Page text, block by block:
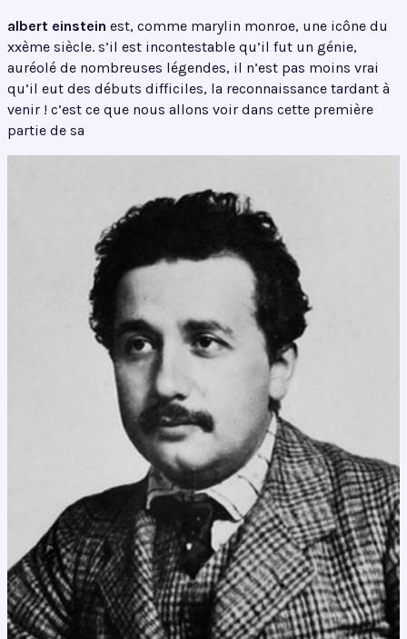
albert einstein est, comme marylin monroe, une icône du
xxème siècle. s’il est incontestable qu’il fut un génie,
auréolé de nombreuses légendes, il n’est pas moins vrai
qu’il eut des débuts difficiles, la reconnaissance tardant à
venir ! c’est ce que nous allons voir dans cette première
partie de sa